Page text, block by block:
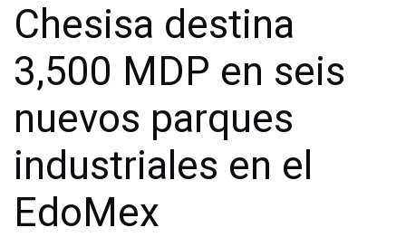
Chesisa destina
3,500 MDP en seis
nuevos parques
industriales en el
EdoMex